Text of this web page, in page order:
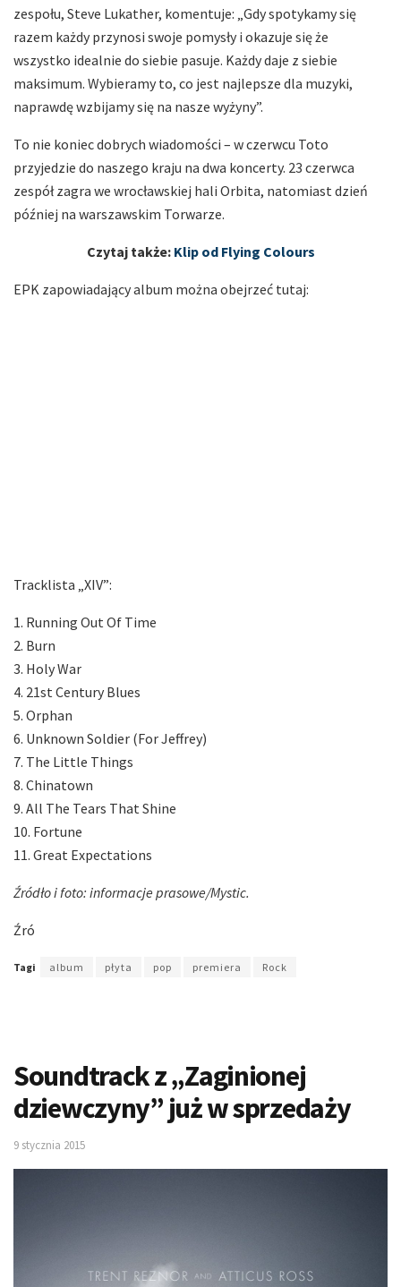
zespołu, Steve Lukather, komentuje: „Gdy spotykamy się
razem każdy przynosi swoje pomysły i okazuje się że
wszystko idealnie do siebie pasuje. Każdy daje z siebie
maksimum. Wybieramy to, co jest najlepsze dla muzyki,
naprawdę wzbijamy się na nasze wyżyny”.
To nie koniec dobrych wiadomości – w czerwcu Toto
przyjedzie do naszego kraju na dwa koncerty. 23 czerwca
zespół zagra we wrocławskiej hali Orbita, natomiast dzień
później na warszawskim Torwarze.
Czytaj także: Klip od Flying Colours
EPK zapowiadający album można obejrzeć tutaj:
Tracklista „XIV”:
1. Running Out Of Time
2. Burn
3. Holy War
4. 21st Century Blues
5. Orphan
6. Unknown Soldier (For Jeffrey)
7. The Little Things
8. Chinatown
9. All The Tears That Shine
10. Fortune
11. Great Expectations
Źródło i foto: informacje prasowe/Mystic.
Źró
Tagi album płyta pop premiera Rock
Soundtrack z „Zaginionej
dziewczyny” już w sprzedaży
9 stycznia 2015